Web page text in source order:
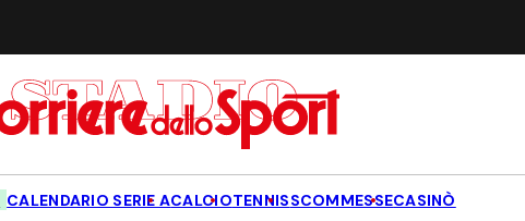
CALENDARIO SERIE ACALCIOTENNISSCOMMESSECASINÒ